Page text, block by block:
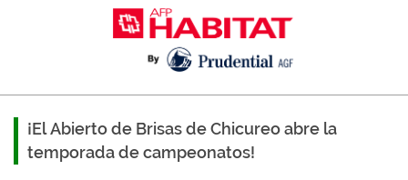
¡El Abierto de Brisas de Chicureo abre la
temporada de campeonatos!